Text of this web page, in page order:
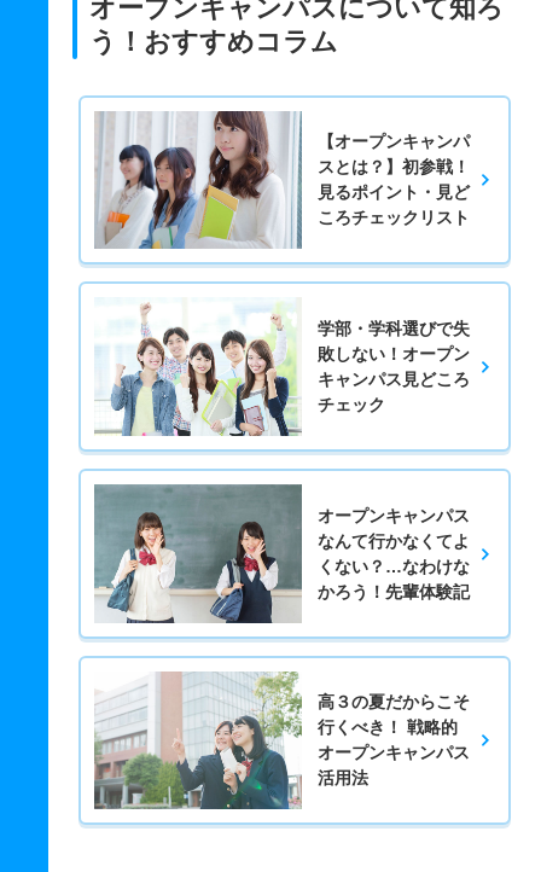
オープンキャンパスについて知ろ
う！おすすめコラム
【オープンキャンパ
スとは？】初参戦！
見るポイント・見ど
ころチェックリスト
学部・学科選びで失
敗しない！オープン
キャンパス見どころ
チェック
オープンキャンパス
なんて行かなくてよ
くない？…なわけな
かろう！先輩体験記
高３の夏だからこそ
行くべき！ 戦略的
オープンキャンパス
活用法